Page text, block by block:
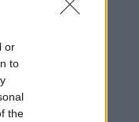
or
to
the